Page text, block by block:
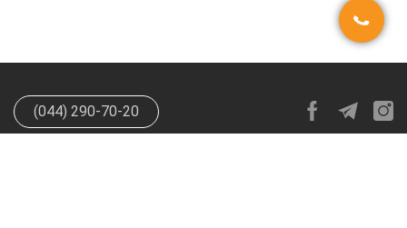
(044) 290-70-20